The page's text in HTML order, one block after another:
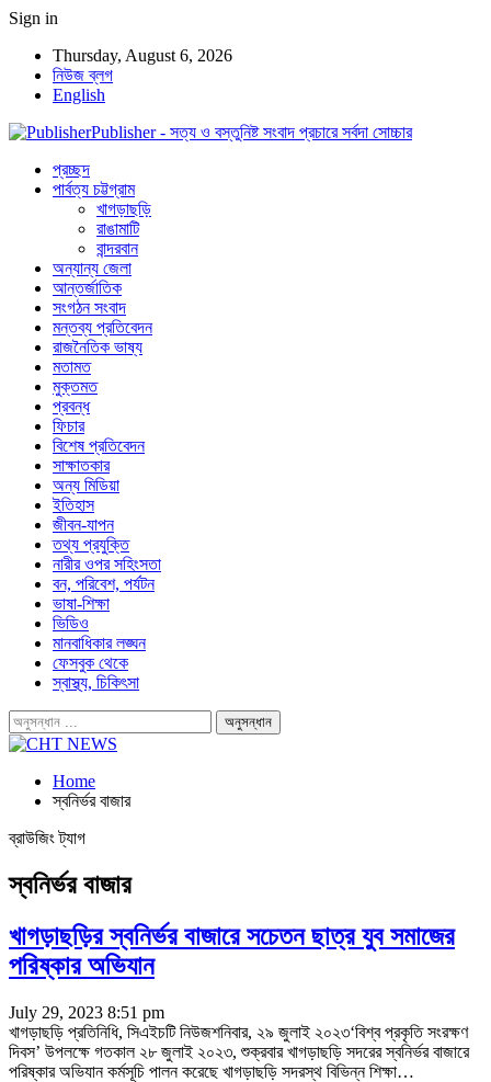
Sign in
Thursday, August 6, 2026
নিউজ ব্লগ
English
Publisher - সত্য ও বস্তুনিষ্ট সংবাদ প্রচারে সর্বদা সোচ্চার
প্রচ্ছদ
পার্বত্য চট্টগ্রাম
খাগড়াছড়ি
রাঙামাটি
বান্দরবান
অন্যান্য জেলা
আন্তর্জাতিক
সংগঠন সংবাদ
মন্তব্য প্রতিবেদন
রাজনৈতিক ভাষ্য
মতামত
মুক্তমত
প্রবন্ধ
ফিচার
বিশেষ প্রতিবেদন
সাক্ষাতকার
অন্য মিডিয়া
ইতিহাস
জীবন-যাপন
তথ্য প্রযুক্তি
নারীর ওপর সহিংসতা
বন, পরিবেশ, পর্যটন
ভাষা-শিক্ষা
ভিডিও
মানবাধিকার লঙ্ঘন
ফেসবুক থেকে
স্বাস্থ্য, চিকিৎসা
Home
স্বনির্ভর বাজার
ব্রাউজিং ট্যাগ
স্বনির্ভর বাজার
খাগড়াছড়ির স্বনির্ভর বাজারে সচেতন ছাত্র যুব সমাজের
পরিষ্কার অভিযান
July 29, 2023 8:51 pm
খাগড়াছড়ি প্রতিনিধি, সিএইচটি নিউজশনিবার, ২৯ জুলাই ২০২৩‘বিশ্ব প্রকৃতি সংরক্ষণ
দিবস’ উপলক্ষে গতকাল ২৮ জুলাই ২০২৩, শুক্রবার খাগড়াছড়ি সদরের স্বনির্ভর বাজারে
পরিষ্কার অভিযান কর্মসূচি পালন করেছে খাগড়াছড়ি সদরস্থ বিভিন্ন শিক্ষা…